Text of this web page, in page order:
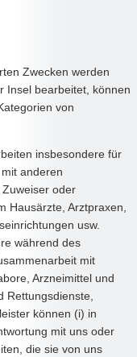
Zwecken werden
Insel bearbeitet, können
von
insbesondere für
anderen
oder
Hausärzte, Arztpraxen,
usw.
während des
mit
Arzneimittel und
Rettungsdienste,
können (i) in
mit uns oder
die sie von uns